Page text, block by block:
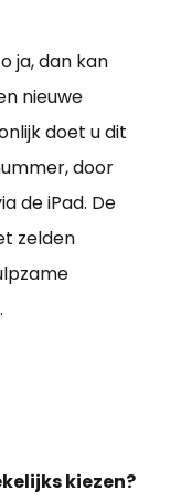
ja, dan kan
nieuwe
doet u dit
door
de iPad. De
zelden
kiezen?